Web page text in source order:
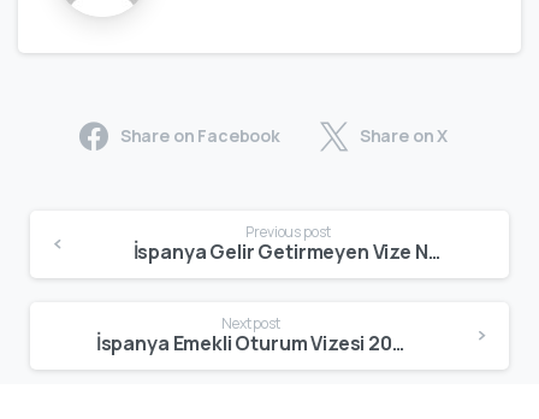
Share on Facebook Share on X
Previous post
İspanya Gelir Getirmeyen Vize Nedir? Non Lucrative Visa 2025 Rehberi
Next post
İspanya Emekli Oturum Vizesi 2025 – Emekliler İçin Avrupa’da Yaşama Rehberi